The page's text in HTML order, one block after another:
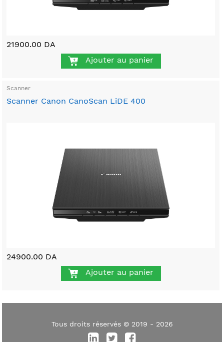
21900.00 DA
Ajouter au panier
Scanner
Scanner Canon CanoScan LiDE 400
24900.00 DA
Ajouter au panier
Tous droits réservés © 2019 - 2026